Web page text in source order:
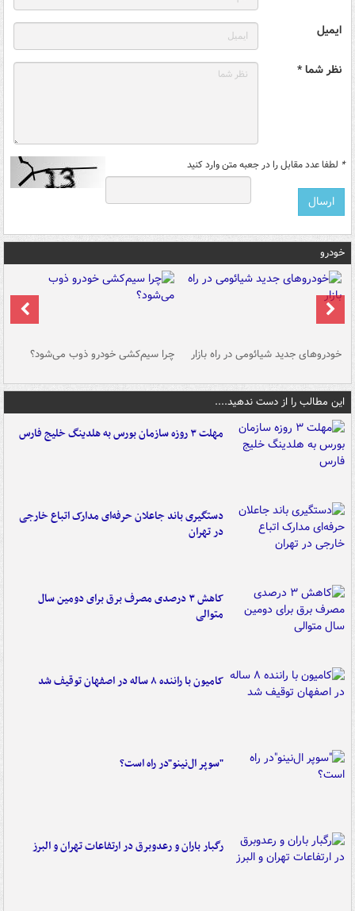
ایمیل
نظر شما *
* لطفا عدد مقابل را در جعبه متن وارد کنید
خودرو
خودروهای جدید شیائومی در راه بازار چرا سیم‌کشی خودرو ذوب می‌شود؟
این مطالب را از دست ندهید....
مهلت ۳ روزه سازمان بورس به هلدینگ خلیج فارس
دستگیری باند جاعلان حرفه‌ای مدارک اتباع خارجی
در تهران
کاهش ۳ درصدی مصرف برق برای دومین سال
متوالی
کامیون با راننده ۸ ساله در اصفهان توقیف شد
"سوپر ال‌نینو"در راه است؟
رگبار باران و رعدوبرق در ارتفاعات تهران و البرز